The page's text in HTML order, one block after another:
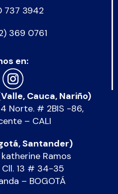
737 3942
369 0761
en:
Cauca, Nariño)
Norte. # 2BIS -86,
– CALI
Santander)
Ramos
Cll. 13 # 34-35
– BOGOTÁ